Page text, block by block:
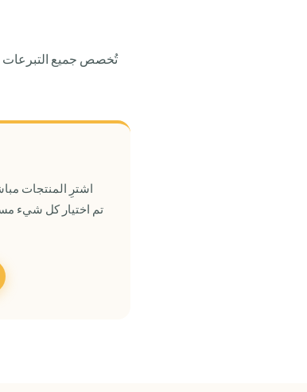
تُخصص جميع التبرعات
اشترِ المنتجات
تم اختيار كل شيء